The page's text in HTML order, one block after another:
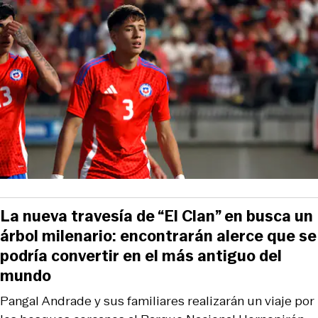
Pangal Andrade y sus familiares realizarán un viaje por
La nueva travesía de “El Clan” en busca un
árbol milenario: encontrarán alerce que se
podría convertir en el más antiguo del
mundo